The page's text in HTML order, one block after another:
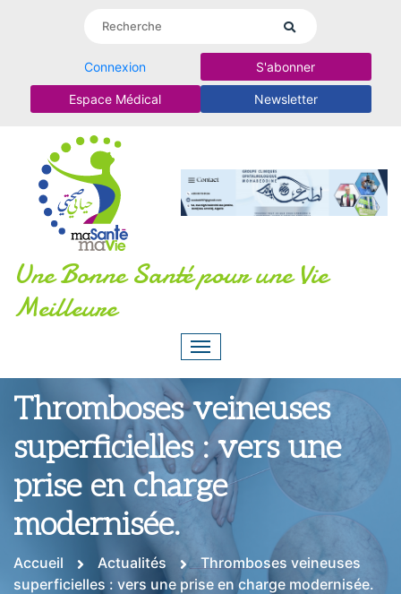
Connexion S'abonner
Espace Médical Newsletter
Une Bonne Santé pour une Vie
Meilleure
Thromboses veineuses
superficielles : vers une
prise en charge
modernisée.
Accueil Actualités
Thromboses veineuses
superficielles : vers une prise en charge modernisée.